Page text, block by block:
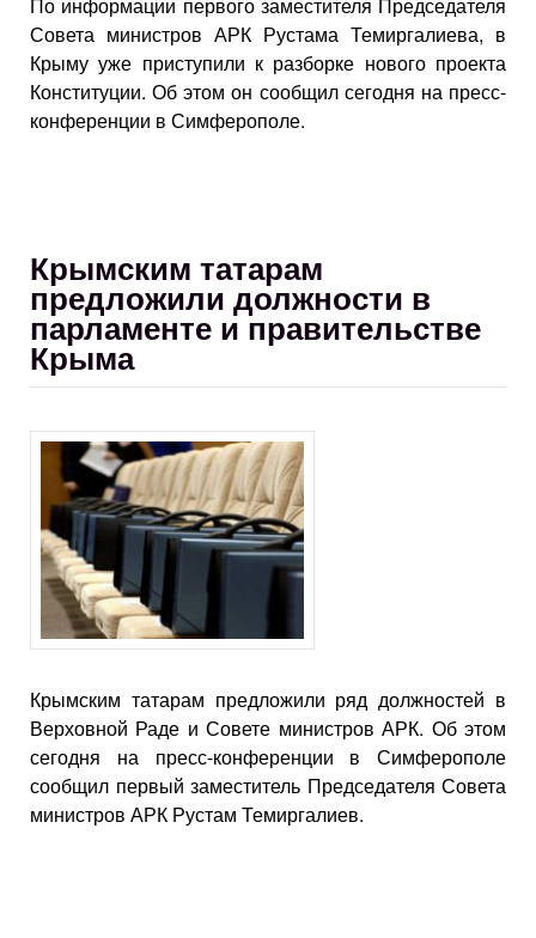
Совета министров АРК Рустама Темиргалиева, в
Крыму уже приступили к разборке нового проекта
Конституции. Об этом он сообщил сегодня на пресс-
конференции в Симферополе.
Крымским татарам
предложили должности в
парламенте и правительстве
Крыма
Крымским татарам предложили ряд должностей в
Верховной Раде и Совете министров АРК. Об этом
сегодня на пресс-конференции в Симферополе
сообщил первый заместитель Председателя Совета
министров АРК Рустам Темиргалиев.